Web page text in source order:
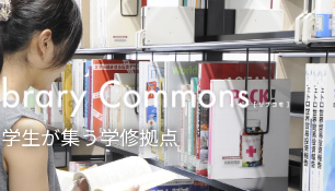
学生が集う学修拠点